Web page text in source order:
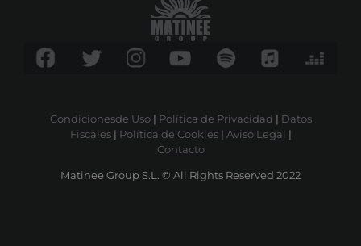
Condicionesde Uso| Política de Privacidad | Datos
Fiscales| Política de Cookies| Aviso Legal |
Contacto
Matinee Group S.L. © All Rights Reserved 2022